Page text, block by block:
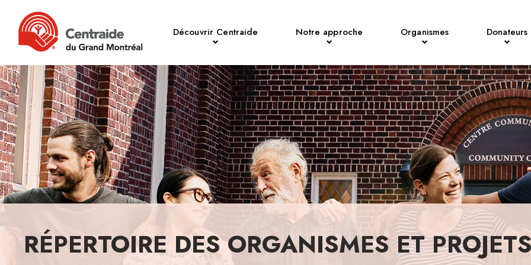
Découvrir Centraide Notre approche Organismes Donateurs
RÉPERTOIRE DES ORGANISMES ET